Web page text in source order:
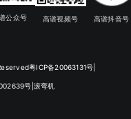
公众号 高谱视频号 高谱抖音号
粤ICP备20063131号
号 |滚弯机